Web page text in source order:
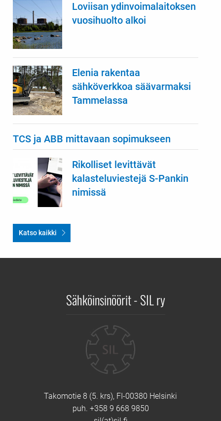
Loviisan ydinvoimalaitoksen
vuosihuolto alkoi
Elenia rakentaa
sähköverkkoa säävarmaksi
Tammelassa
TCS ja ABB mittavaan sopimukseen
Rikolliset levittävät
kalasteluviestejä S-Pankin
nimissä
Katso kaikki
Sähköinsinöörit - SIL ry
Takomotie 8 (5. krs), FI-00380 Helsinki
puh. +358 9 668 9850